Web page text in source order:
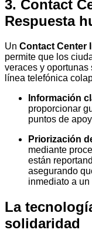
3. Contact
Respuesta
Un Contact Center
permite que los
veraces y oportunas
línea telefónica
Información
proporcionar
puntos de
Priorización
mediante
están
asegurando
inmediato a
La
solidaridad